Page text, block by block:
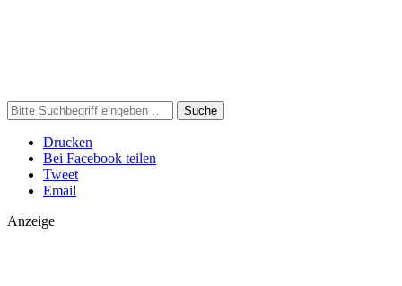
Suche
Drucken
Bei Facebook teilen
Tweet
Email
Anzeige